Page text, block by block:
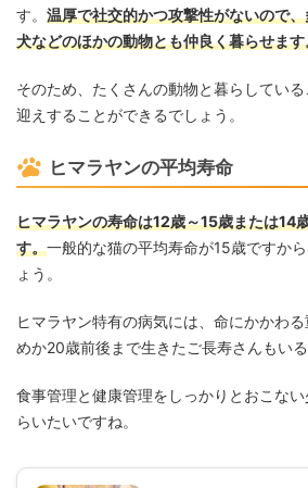
す。 温厚で社交的かつ攻撃性がないので
犬などのほかの動物とも仲良く暮らせます
そのため、たくさんの動物と暮らしてい
迎えすることができるでしょう。
ヒマラヤンの平均寿命
ヒマラヤンの寿命は12歳～15歳または14
す。一般的な猫の平均寿命が15歳ですか
ょう。
ヒマラヤン特有の病気には、命にかかわ
めか20歳前後まで生きたご長寿さんもいる
食事管理と健康管理をしっかりとおこな
らいたいですね。